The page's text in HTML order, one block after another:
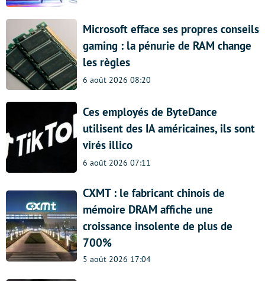
Microsoft efface ses propres conseils
gaming : la pénurie de RAM change
les règles
6 août 2026 08:20
Ces employés de ByteDance
utilisent des IA américaines, ils sont
virés illico
6 août 2026 07:11
CXMT : le fabricant chinois de
mémoire DRAM affiche une
croissance insolente de plus de
700%
5 août 2026 17:04